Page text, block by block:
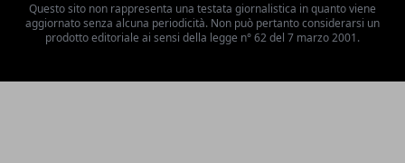
Questo sito non rappresenta una testata giornalistica in quanto viene
aggiornato senza alcuna periodicità. Non può pertanto considerarsi un
prodotto editoriale ai sensi della legge n° 62 del 7 marzo 2001.